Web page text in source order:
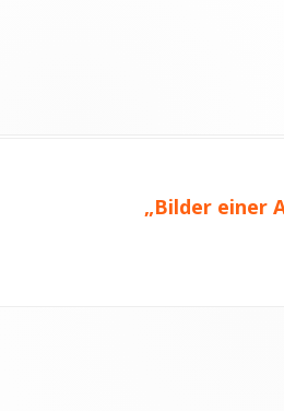
Nächster
„Bilder einer